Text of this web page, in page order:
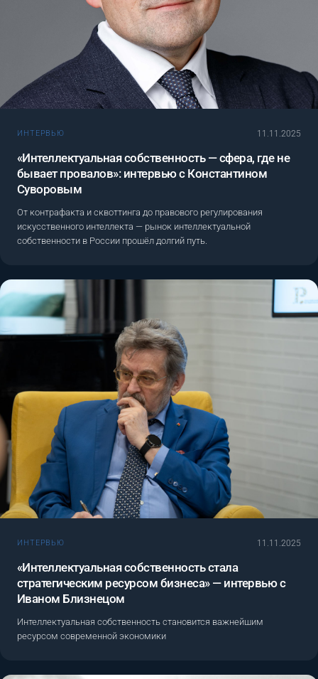
ИНТЕРВЬЮ 11.11.2025
«Интеллектуальная собственность — сфера, где не
бывает провалов»: интервью с Константином
Суворовым
От контрафакта и сквоттинга до правового регулирования
искусственного интеллекта — рынок интеллектуальной
собственности в России прошёл долгий путь.
ИНТЕРВЬЮ 11.11.2025
«Интеллектуальная собственность стала
стратегическим ресурсом бизнеса» — интервью с
Иваном Близнецом
Интеллектуальная собственность становится важнейшим
ресурсом современной экономики